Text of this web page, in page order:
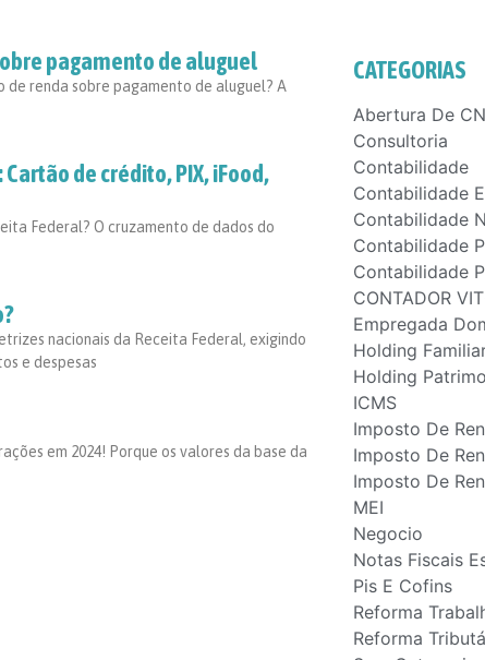
pagamento de aluguel
renda sobre pagamento de aluguel? A
de crédito, PIX, iFood,
Federal? O cruzamento de dados do
nacionais da Receita Federal, exigindo
e despesas
em 2024! Porque os valores da base da
CATEGORIAS
Abertura De
Consultoria
Contabilidade
Contabilidade
Contabilidade
Contabilidade
Contabilidade
CONTADOR
Empregada
Holding
Holding
ICMS
Imposto De
Imposto De
Imposto De
MEI
Negocio
Notas Fiscais
Pis E Cofins
Reforma
Reforma